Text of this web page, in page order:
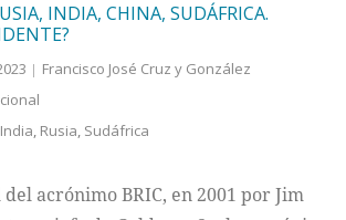
INDIA, CHINA, SUDÁFRICA.
Francisco José Cruz y González
India, Rusia, Sudáfrica
acrónimo BRIC, en 2001 por Jim